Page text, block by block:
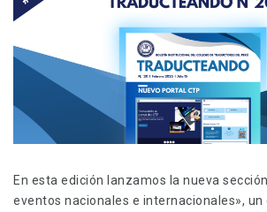
En esta edición lanzamos la nueva
eventos nacionales e internacionales», un